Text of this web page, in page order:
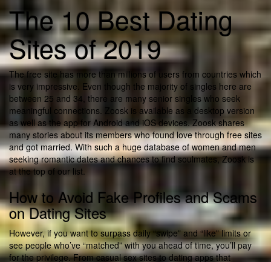
The 10 Best Dating
Sites of 2019
The free site has more than millions of users from countries which
is very impressive. Even though the majority of singles here are
between 25 and 34, there are many senior singles who seek
meaningful connections. Zoosk is available as a desktop version
as well as the app for Android and iOS devices. Zoosk shares
many stories about its members who found love through free sites
and got married. With such a huge database of women and men
seeking romantic dates and chances to find soulmates, Zoosk is
at the top of our list.
How to Avoid Fake Profiles and Scams
on Dating Sites
However, if you want to surpass daily “swipe” and “like” limits or
see people who’ve “matched” with you ahead of time, you’ll pay
for the privilege. From casual sex sites to dating apps that